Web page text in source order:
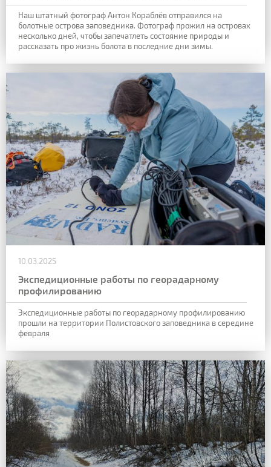
Наш штатный фотограф Антон Кораблёв отправился на
болотные острова заповедника. Фотограф прожил на островах
несколько дней, чтобы запечатлеть состояние природы и
рассказать про жизнь болота в последние дни зимы.
10.03.2025
Экспедиционные работы по георадарному
профилированию
Экспедиционные работы по георадарному профилированию
прошли на территории Полистовского заповедника в середине
февраля